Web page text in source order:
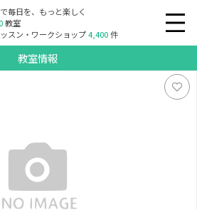
毎日を、もっと楽しく
教室
スン・ワークショップ4,400件
教室情報